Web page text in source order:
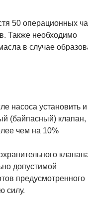
50 операционных
Также необходимо
в случае
насоса установить и
(байпасный) клапан,
чем на 10%
допустимой
предусмотренного
силу.